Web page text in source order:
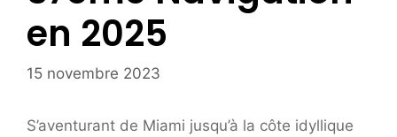
en 2025
15 novembre 2023
S’aventurant de Miami jusqu’à la côte idyllique